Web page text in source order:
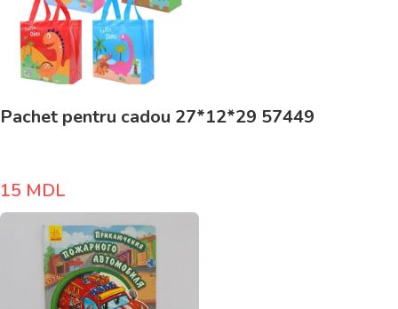
Pachet pentru cadou 27*12*29 57449
15 MDL